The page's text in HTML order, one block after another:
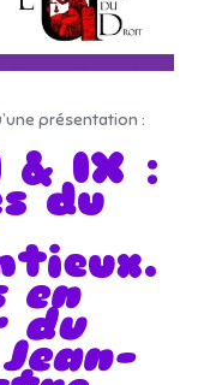
présentation :
& IX :
du
en
du